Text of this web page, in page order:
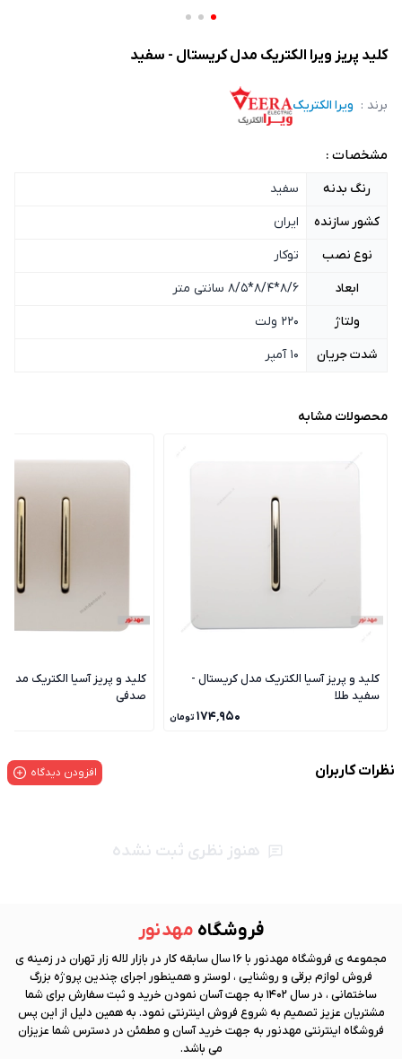
کلید پریز ویرا الکتریک مدل کریستال - سفید
برند : ویرا الکتریک
مشخصات :
رنگ بدنه
سفید
کشور سازنده
ایران
نوع نصب
توکار
ابعاد
8/6*8/4*8/5 سانتی متر
ولتاژ
220 ولت
شدت جریان
10 آمپر
محصولات مشابه
کلید و پریز آسیا الکتریک مدل کریستال -
سفید طلا
۱۷۴٬۹۵۰ تومان
کلید و پریز آسیا الکتریک مدل
صدفی
نظرات کاربران افزودن دیدگاه
هنوز نظری ثبت نشده
فروشگاه مهد نور
مجموعه ی فروشگاه مهد نور
با 16 سال سابقه کار در بازار لاله زار تهران در زمینه ی
فروش لوازم برقی و روشنایی ، لوستر و همینطور اجرای چندین پروژه بزرگ
ساختمانی ، در سال 1402 به جهت آسان نمودن خرید و ثبت سفارش برای شما
مشتریان عزیز تصمیم به شروع فروش اینترنتی نمود. به همین دلیل از این پس
فروشگاه اینترنتی مهد نور به جهت خرید آسان و مطمئن در دسترس شما عزیزان
می باشد.